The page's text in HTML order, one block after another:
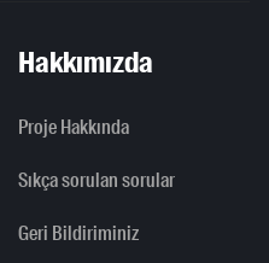
Hakkımızda
Proje Hakkında
Sıkça sorulan sorular
Geri Bildiriminiz